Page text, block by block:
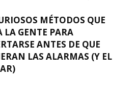
MÉTODOS QUE
LA GENTE PARA
ANTES DE QUE
LAS ALARMAS (Y EL